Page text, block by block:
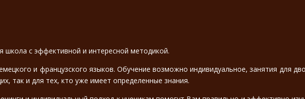
с эффективной и интересной методикой.
и французского языков. Обучение возможно индивидуальное, занятия для
так и для тех, кто уже имеет определенные знания.